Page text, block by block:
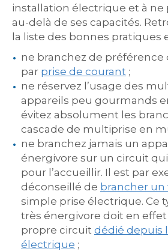
installation électrique et à ne
au-delà de ses capacités.
la liste des bonnes pratiques
ne branchez de préférence
par prise de courant ;
ne réservez l’usage des
appareils peu gourmands
évitez absolument les
cascade de multiprise en
ne branchez jamais un
énergivore sur un circuit qui
pour l’accueillir. Il est par
déconseillé de brancher un
simple prise électrique. Ce
très énergivore doit en
propre circuit dédié depuis
électrique ;